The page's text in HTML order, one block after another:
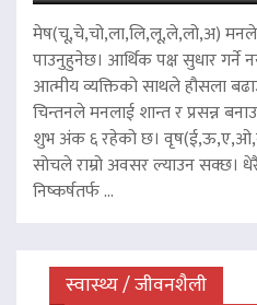
मेष(चू,चे,चो,ला,लि,लू,ले,लो,अ)
पाउनुहुनेछ। आर्थिक पक्ष सुधार गर्ने
आत्मीय व्यक्तिको साथले हौसला
चिन्तनले मनलाई शान्त र प्रसन्न
शुभ अंक ६ रहेको छ।
सोचले राम्रो अवसर ल्याउन सक्छ।
निष्कर्षतर्फ ...
स्वास्थ्य / जीवनशैली